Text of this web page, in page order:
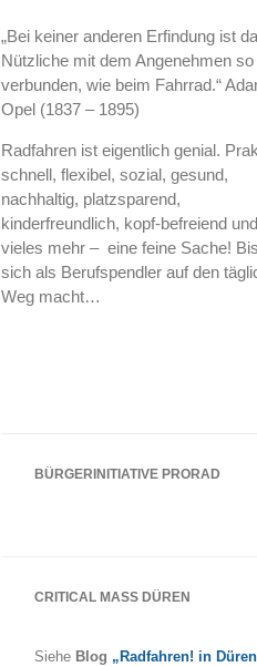
„Bei keiner anderen Erfindung ist
Nützliche mit dem Angenehmen so
verbunden, wie beim Fahrrad.“
Opel (1837 – 1895)
Radfahren ist eigentlich genial.
schnell, flexibel, sozial, gesund,
nachhaltig, platzsparend,
kinderfreundlich, kopf-befreiend und
vieles mehr – eine feine Sache!
sich als Berufspendler auf den
Weg macht…
BÜRGERINITIATIVE PRORAD
CRITICAL MASS DÜREN
Siehe Blog „Radfahren! in